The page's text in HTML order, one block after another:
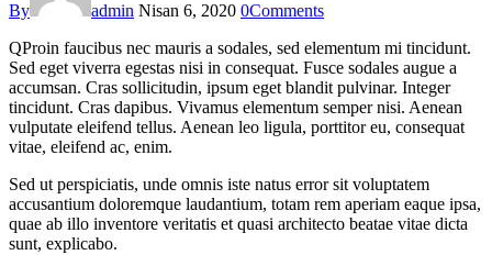
By admin Nisan 6, 2020 0Comments
QProin faucibus nec mauris a sodales, sed elementum mi tincidunt.
Sed eget viverra egestas nisi in consequat. Fusce sodales augue a
accumsan. Cras sollicitudin, ipsum eget blandit pulvinar. Integer
tincidunt. Cras dapibus. Vivamus elementum semper nisi. Aenean
vulputate eleifend tellus. Aenean leo ligula, porttitor eu, consequat
vitae, eleifend ac, enim.
Sed ut perspiciatis, unde omnis iste natus error sit voluptatem
accusantium doloremque laudantium, totam rem aperiam eaque ipsa,
quae ab illo inventore veritatis et quasi architecto beatae vitae dicta
sunt, explicabo.